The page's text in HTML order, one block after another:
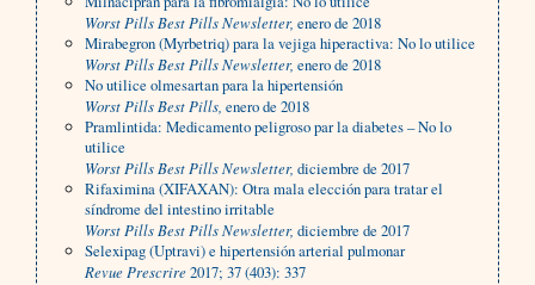
Worst Pills Best Pills Newsletter, enero de 2018
Mirabegron (Myrbetriq) para la vejiga hiperactiva: No lo utilice
Worst Pills Best Pills Newsletter, enero de 2018
No utilice olmesartan para la hipertensión
Worst Pills Best Pills, enero de 2018
Pramlintida: Medicamento peligroso par la diabetes – No lo
utilice
Worst Pills Best Pills Newsletter, diciembre de 2017
Rifaximina (XIFAXAN): Otra mala elección para tratar el
síndrome del intestino irritable
Worst Pills Best Pills Newsletter, diciembre de 2017
Selexipag (Uptravi) e hipertensión arterial pulmonar
Revue Prescrire2017; 37 (403): 337